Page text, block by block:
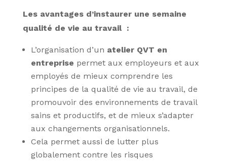
Les avantages d’instaurer une semaine
qualité de vie au travail :
L’organisation d’un atelier QVT en
entreprise permet aux employeurs et aux
employés de mieux comprendre les
principes de la qualité de vie au travail, de
promouvoir des environnements de travail
sains et productifs, et de mieux s’adapter
aux changements organisationnels.
Cela permet aussi de lutter plus
globalement contre les risques